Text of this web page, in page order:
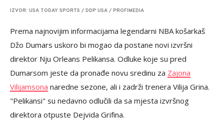
IZVOR: USA TODAY SPORTS / DDP USA / PROFIMEDIA
Prema najnovijim informacijama legendarni NBA košarkaš
Džo Dumars uskoro bi mogao da postane novi izvršni
direktor Nju Orleans Pelikansa. Odluke koje su pred
Dumarsom jeste da pronađe novu sredinu za Zajona
Vilijamsona naredne sezone, ali i zadrži trenera Vilija Grina.
"Pelikansi" su nedavno odlučili da sa mjesta izvršnog
direktora otpuste Dejvida Grifina.